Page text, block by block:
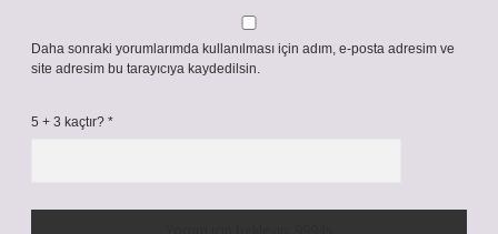
Daha sonraki yorumlarımda kullanılması için adım, e-posta adresim ve
site adresim bu tarayıcıya kaydedilsin.
5 + 3 kaçtır? *